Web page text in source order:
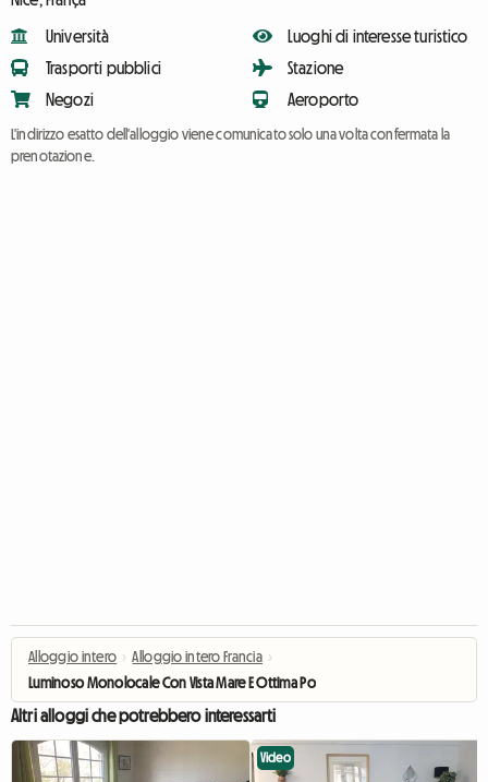
Università
Trasporti pubblici
Negozi
Luoghi di interesse turistico
Stazione
Aeroporto
L'indirizzo esatto dell'alloggio viene comunicato solo una volta confermata la
prenotazione.
Alloggio intero › Alloggio intero Francia ›
Luminoso Monolocale Con Vista Mare E Ottima Posizione
Altri alloggi che potrebbero interessarti
Video